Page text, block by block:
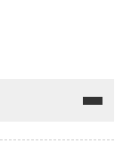
メニ